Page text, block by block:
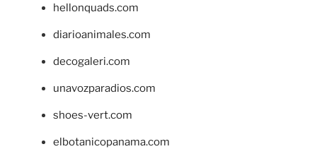
hellonquads.com
diarioanimales.com
decogaleri.com
unavozparadios.com
shoes-vert.com
elbotanicopanama.com